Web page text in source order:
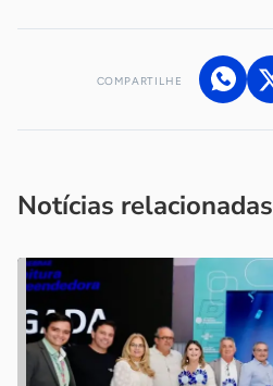
COMPARTILHE
Notícias relacionadas